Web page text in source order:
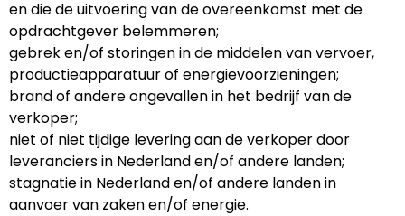
en die de uitvoering van de overeenkomst met de
opdrachtgever belemmeren;
gebrek en/of storingen in de middelen van vervoer,
productieapparatuur of energievoorzieningen;
brand of andere ongevallen in het bedrijf van de
verkoper;
niet of niet tijdige levering aan de verkoper door
leveranciers in Nederland en/of andere landen;
stagnatie in Nederland en/of andere landen in
aanvoer van zaken en/of energie.